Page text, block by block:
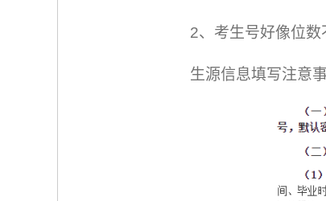
2、考生号好像位数
生源信息填写注意